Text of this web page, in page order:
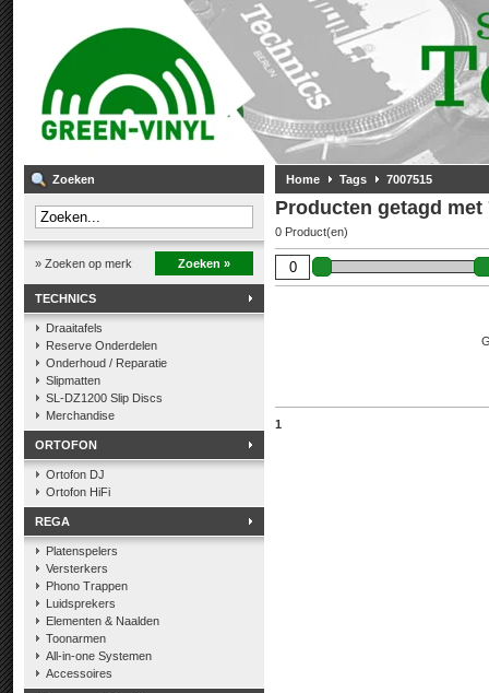
Zoeken
» Zoeken op merk Zoeken »
TECHNICS
Draaitafels
Reserve Onderdelen
Onderhoud / Reparatie
Slipmatten
SL-DZ1200 Slip Discs
Merchandise
ORTOFON
Ortofon DJ
Ortofon HiFi
REGA
Platenspelers
Versterkers
Phono Trappen
Luidsprekers
Elementen & Naalden
Toonarmen
All-in-one Systemen
Accessoires
Home Tags 7007515
Producten getagd met
0 Product(en)
1